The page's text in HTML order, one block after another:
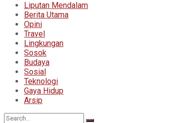
Liputan Mendalam
Berita Utama
Opini
Travel
Lingkungan
Sosok
Budaya
Sosial
Teknologi
Gaya Hidup
Arsip